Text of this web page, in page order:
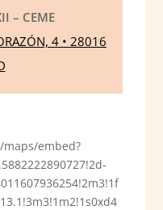
– CEME
4 • 28016
embed?